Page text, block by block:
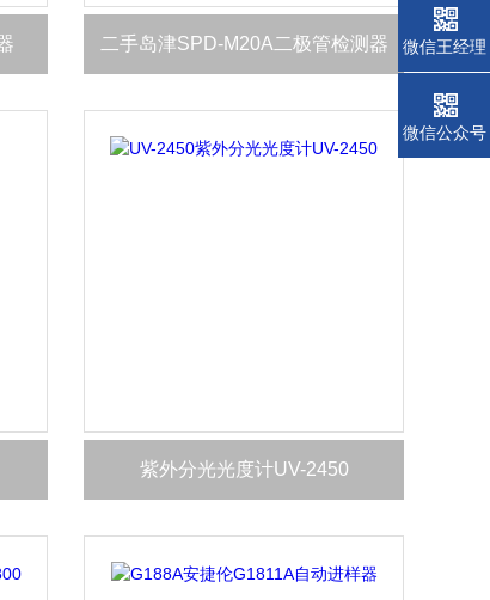
二手岛津SPD-M20A二极管检测器
紫外分光光度计UV-2450
微信王经理
微信公众号